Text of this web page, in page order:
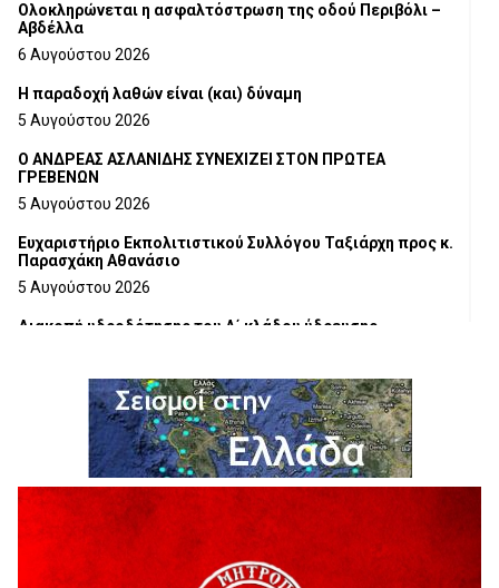
Ολοκληρώνεται η ασφαλτόστρωση της οδού Περιβόλι –
Αβδέλλα
6 Αυγούστου 2026
H παραδοχή λαθών είναι (και) δύναμη
5 Αυγούστου 2026
Ο ΑΝΔΡΕΑΣ ΑΣΛΑΝΙΔΗΣ ΣΥΝΕΧΙΖΕΙ ΣΤΟΝ ΠΡΩΤΕΑ
ΓΡΕΒΕΝΩΝ
5 Αυγούστου 2026
Ευχαριστήριο Εκπολιτιστικού Συλλόγου Ταξιάρχη προς κ.
Παρασχάκη Αθανάσιο
5 Αυγούστου 2026
Διακοπή υδροδότησης του Α΄ κλάδου ύδρευσης
Η Marseaux στα Γρεβενά για μια μοναδική συναυλία
5 Αυγούστου 2026
Θερινό Σινεμά στο πλαίσιο του «Πολιτιστικού
Καλοκαιριού 2026» με την βραβευμένη ταινία «Μικρές
Ανάσες».
5 Αυγούστου 2026
Γρεβενά: Συνελήφθη 18χρονος αλλοδαπός, για κλοπή
εξοπλισμού γυμναστηρίου